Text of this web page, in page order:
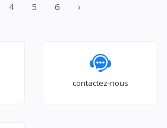
TurboWash™ |
4 5 6 ›
contactez-nous